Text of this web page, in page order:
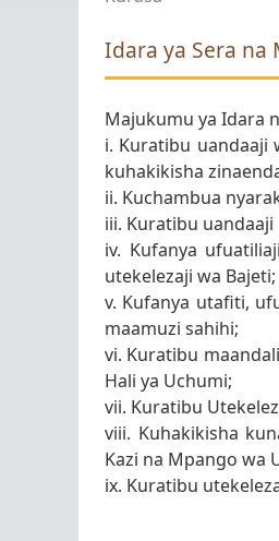
Idara ya Sera na
Majukumu ya Idara
i. Kuratibu uandaaji
kuhakikisha
ii. Kuchambua
iii. Kuratibu uandaaji
iv. Kufanya
utekelezaji wa Bajeti;
v. Kufanya utafiti,
maamuzi sahihi;
vi. Kuratibu
Hali ya Uchumi;
vii. Kuratibu
viii. Kuhakikisha
Kazi na Mpango wa
ix. Kuratibu